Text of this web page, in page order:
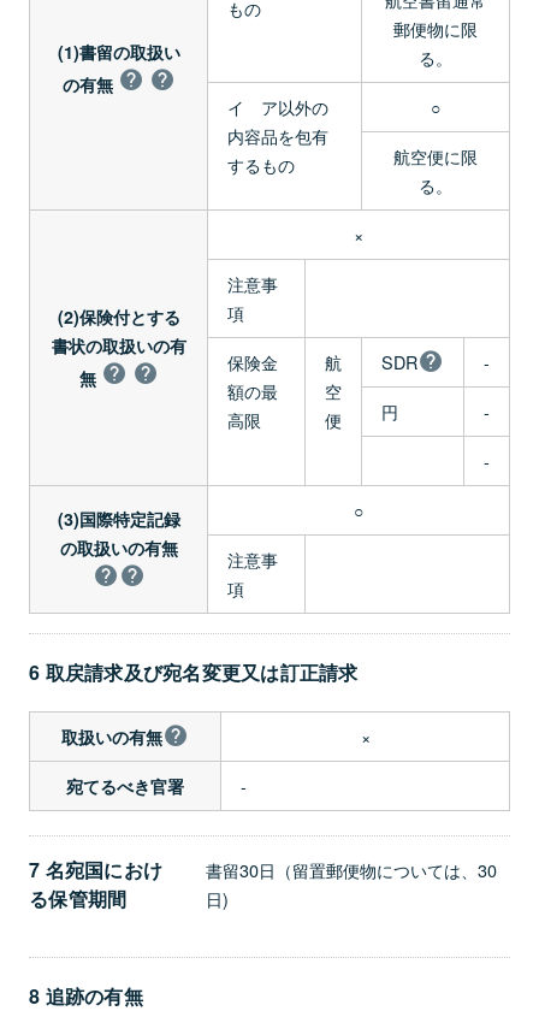
(1)書留の取扱い
の有無
もの
郵便物に限
る。
イ ア以外の
内容品を包有
するもの
○
航空便に限
る。
(2)保険付とする
書状の取扱いの有
無
×
注意事
項
保険金
額の最
高限
航
空
便
SDR
-
円
-
-
(3)国際特定記録
の取扱いの有無
○
注意事
項
6 取戻請求及び宛名変更又は訂正請求
取扱いの有無 ×
宛てるべき官署 -
7 名宛国におけ
る保管期間
書留30日（留置郵便物については、30
日)
8 追跡の有無